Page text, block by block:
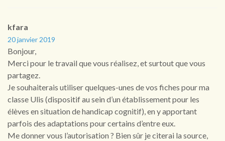
kfara
20 janvier 2019
Bonjour,
Merci pour le travail que vous réalisez, et surtout que vous
partagez.
Je souhaiterais utiliser quelques-unes de vos fiches pour ma
classe Ulis (dispositif au sein d’un établissement pour les
élèves en situation de handicap cognitif), en y apportant
parfois des adaptations pour certains d’entre eux.
Me donner vous l’autorisation ? Bien sûr je citerai la source,